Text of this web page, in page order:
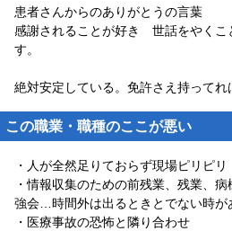
患者さんからのありがとうの言葉
感謝されることが好き 世話をやくこ
す。
絶対安定している。免許さえ持ってれ
この職業・職種のここが悪い
・人が全然足りておらず現場ピリピリ
・情報収集のための前残業、残業、
強会…時間外は出るときとでない時が
・医療事故の恐怖と隣り合わせ